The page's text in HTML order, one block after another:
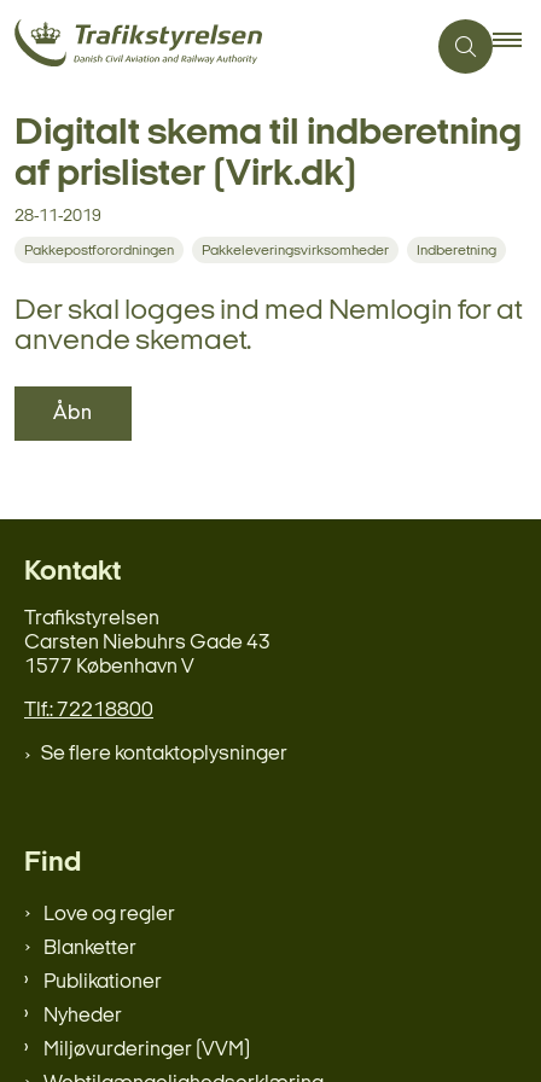
Digitalt skema til indberetning
af prislister (Virk.dk)
28-11-2019
Pakkepostforordningen Pakkeleveringsvirksomheder Indberetning
Der skal logges ind med Nemlogin for at
anvende skemaet.
Åbn
Kontakt
Trafikstyrelsen
Carsten Niebuhrs Gade 43
1577 København V
Tlf.: 72218800
Se flere kontaktoplysninger
Find
Love og regler
Blanketter
Publikationer
Nyheder
Miljøvurderinger (VVM)